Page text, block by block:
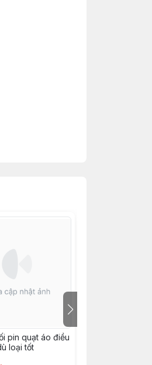
pin quạt áo điều
loại tốt